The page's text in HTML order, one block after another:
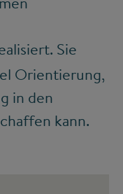
Sie
Orientierung,
in den
kann.